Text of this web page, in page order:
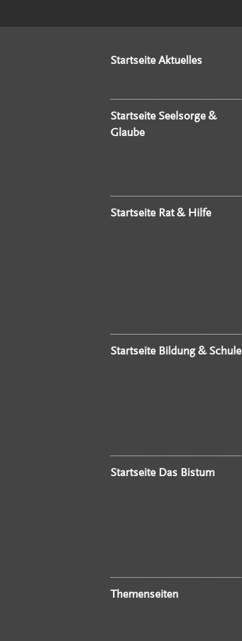
Startseite Aktuelles
Startseite Seelsorge &
Glaube
Startseite Rat & Hilfe
Startseite Bildung & Schule
Startseite Das Bistum
Themenseiten